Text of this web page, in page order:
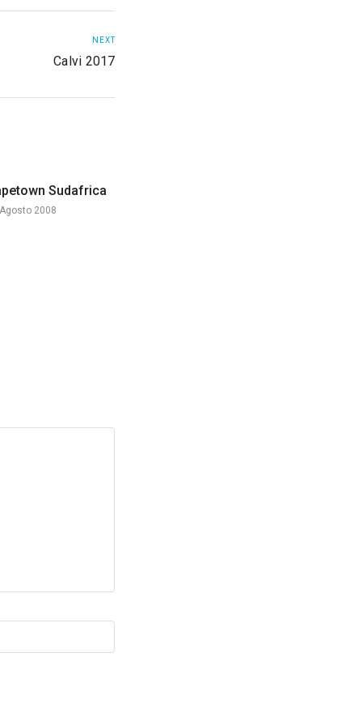
NEXT
Calvi 2017
Sudafrica
2008